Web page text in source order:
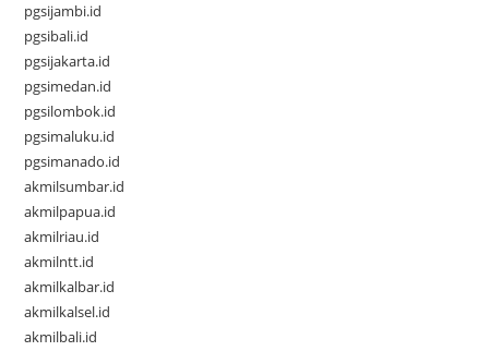
pgsijambi.id
pgsibali.id
pgsijakarta.id
pgsimedan.id
pgsilombok.id
pgsimaluku.id
pgsimanado.id
akmilsumbar.id
akmilpapua.id
akmilriau.id
akmilntt.id
akmilkalbar.id
akmilkalsel.id
akmilbali.id